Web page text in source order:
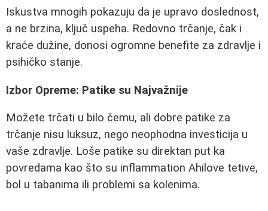
Iskustva mnogih pokazuju da je upravo doslednost,
a ne brzina, ključ uspeha. Redovno trčanje, čak i
kraće dužine, donosi ogromne benefite za zdravlje i
psihičko stanje.
Izbor Opreme: Patike su Najvažnije
Možete trčati u bilo čemu, ali dobre patike za
trčanje nisu luksuz, nego neophodna investicija u
vaše zdravlje. Loše patike su direktan put ka
povredama kao što su inflammation Ahilove tetive,
bol u tabanima ili problemi sa kolenima.